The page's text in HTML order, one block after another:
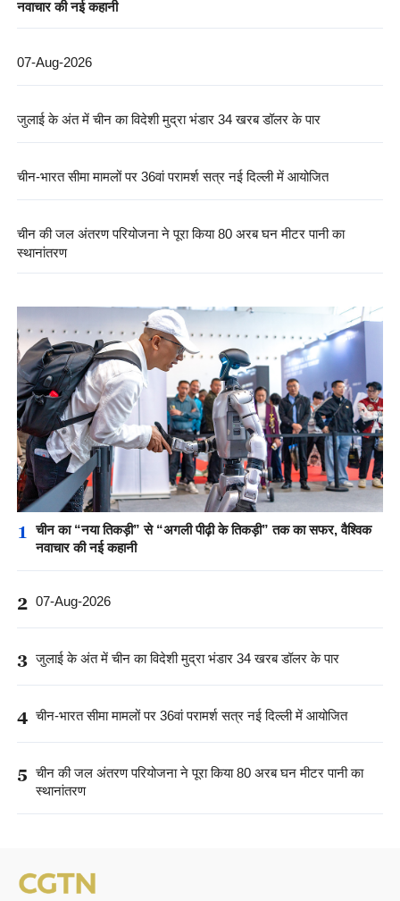
नवाचार की नई कहानी
07-Aug-2026
जुलाई के अंत में चीन का विदेशी मुद्रा भंडार 34 खरब डॉलर के पार
चीन-भारत सीमा मामलों पर 36वां परामर्श सत्र नई दिल्ली में आयोजित
चीन की जल अंतरण परियोजना ने पूरा किया 80 अरब घन मीटर पानी का
स्थानांतरण
1
चीन का “नया तिकड़ी” से “अगली पीढ़ी के तिकड़ी” तक का सफर, वैश्विक
नवाचार की नई कहानी
2 07-Aug-2026
3 जुलाई के अंत में चीन का विदेशी मुद्रा भंडार 34 खरब डॉलर के पार
4 चीन-भारत सीमा मामलों पर 36वां परामर्श सत्र नई दिल्ली में आयोजित
5 चीन की जल अंतरण परियोजना ने पूरा किया 80 अरब घन मीटर पानी का
स्थानांतरण